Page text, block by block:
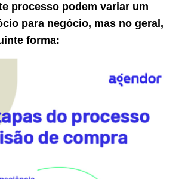
processo podem variar um
para negócio, mas no geral,
forma: